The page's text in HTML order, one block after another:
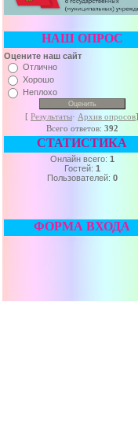
НАШ ОПРОС
Оцените наш сайт
Отлично
Хорошо
Неплохо
[ Результаты· Архив опросов]
Всего ответов: 392
СТАТИСТИКА
Онлайн всего: 1
Гостей: 1
Пользователей: 0
ФОРМА ВХОДА